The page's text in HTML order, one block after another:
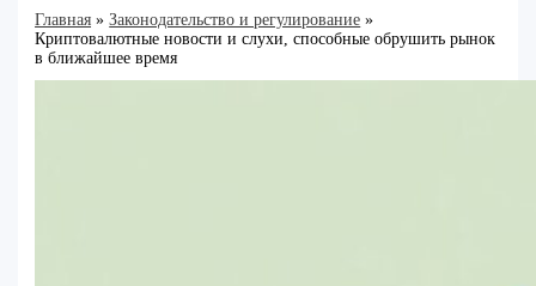
Главная
Законодательство и регулирование
Криптовалютные новости и слухи, способные обрушить рынок
в ближайшее время